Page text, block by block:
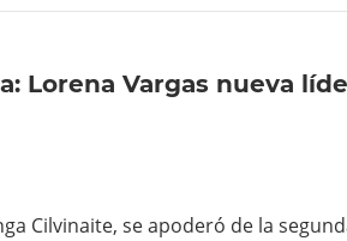
Lorena Vargas nueva
Cilvinaite, se apoderó de la